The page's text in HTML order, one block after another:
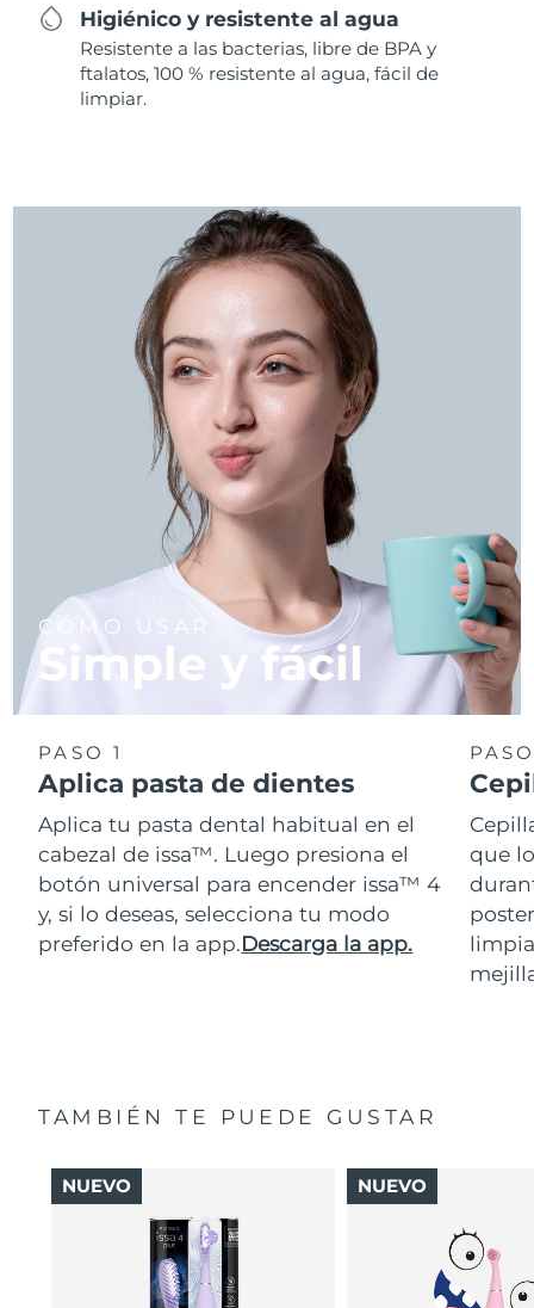
Higiénico y resistente al agua
Resistente a las bacterias, libre de BPA y
ftalatos, 100 % resistente al agua, fácil de
limpiar.
CÓMO USAR
Simple y fácil
PASO 1
Aplica pasta de dientes
Aplica tu pasta dental habitual en el
cabezal de issa™. Luego presiona el
botón universal para encender issa™ 4
y, si lo deseas, selecciona tu modo
preferido en la app.Descarga la app.
que
TAMBIÉN TE PUEDE GUSTAR
NUEVO NUEVO